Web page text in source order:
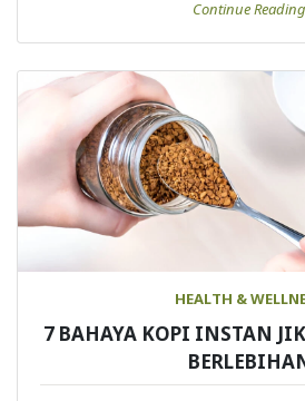
Continue Reading
HEALTH &
7 BAHAYA KOPI INSTAN